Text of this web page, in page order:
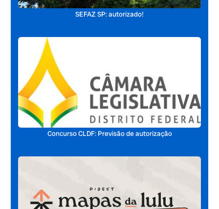
SEFAZ SP: autorizado!
Concurso CLDF: Previsão de autorização